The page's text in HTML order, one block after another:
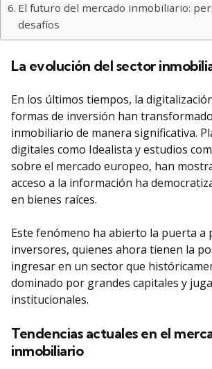
El futuro del mercado inmobiliario:
desafíos
La evolución del sector
En los últimos tiempos, la
formas de inversión han
inmobiliario de manera significativa.
digitales como Idealista y estudios
sobre el mercado europeo, han
acceso a la información ha
en bienes raíces.
Este fenómeno ha abierto la puerta a
inversores, quienes ahora tienen la
ingresar en un sector que
dominado por grandes capitales y
institucionales.
Tendencias actuales en el
inmobiliario